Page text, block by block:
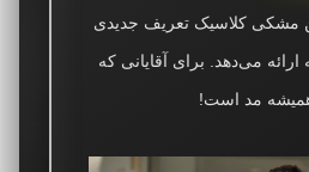
مشکی کلاسیک تعریف جدیدی
می‌دهد. برای آقایانی که
همیشه مد است!